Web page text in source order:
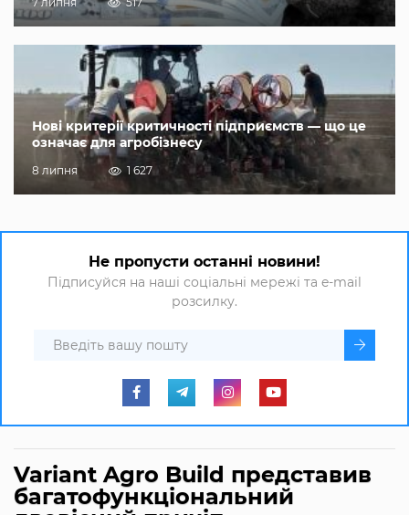
Нові критерії критичності підприємств — що це
означає для агробізнесу
8 липня 1 627
Не пропусти останні новини!
Підписуйся на наші соціальні мережі та e-mail
розсилку.
Variant Agro Build представив
багатофункціональний